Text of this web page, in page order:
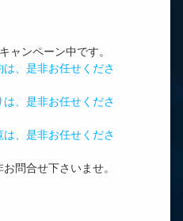
キャンペーン中です。
、是非お任せくださ
、是非お任せくださ
、是非お任せくださ
問合せ下さいませ。